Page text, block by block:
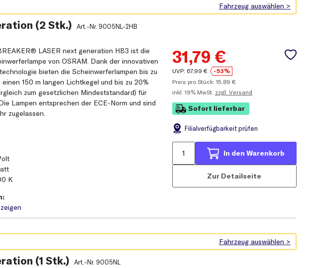
(2 Stk.) Art.-Nr. 9005NL-2HB
31,79€
UVP: 67,99 €
-53%
Preis pro Stück: 15,89 €
inkl. 19% MwSt. zzgl. Versand
Sofort lieferbar
Filialverfügbarkeit prüfen
In den Warenkorb
Zur Detailseite
LASER next generation HB3 ist die
von OSRAM. Dank der innovativen
bieten die Scheinwerferlampen bis zu
einen 150 m langen Lichtkegel und bis zu 20%
zum gesetzlichen Mindeststandard) für
Lampen entsprechen der ECE-Norm und sind
zugelassen.
K
(1 Stk.) Art.-Nr. 9005NL